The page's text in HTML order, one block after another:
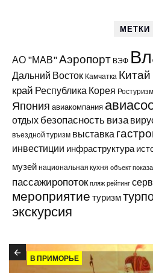
МЕТКИ
АО "МАВ"Аэропорт ВЭФ
Дальний Восток Камчатка Китай
край Республика Корея Ростуризм
Япония авиакомпания
отдых безопасность виза
въездной туризм выставка
инвестиции инфраструктура
музей национальная кухня объект показа
пассажиропоток пляж рейтинг
мероприятие туризм
экскурсия
В ПРИМОРЬЕ